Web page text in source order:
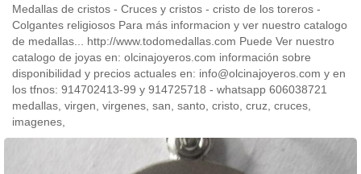
Medallas de cristos - Cruces y cristos - cristo de los toreros -
Colgantes religiosos Para más informacion y ver nuestro catalogo
de medallas... http://www.todomedallas.com Puede Ver nuestro
catalogo de joyas en: olcinajoyeros.com información sobre
disponibilidad y precios actuales en: info@olcinajoyeros.com y en
los tfnos: 914702413-99 y 914725718 - whatsapp 606038721
medallas, virgen, virgenes, san, santo, cristo, cruz, cruces,
imagenes,